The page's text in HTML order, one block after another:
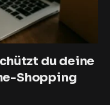
du deine
Shopping